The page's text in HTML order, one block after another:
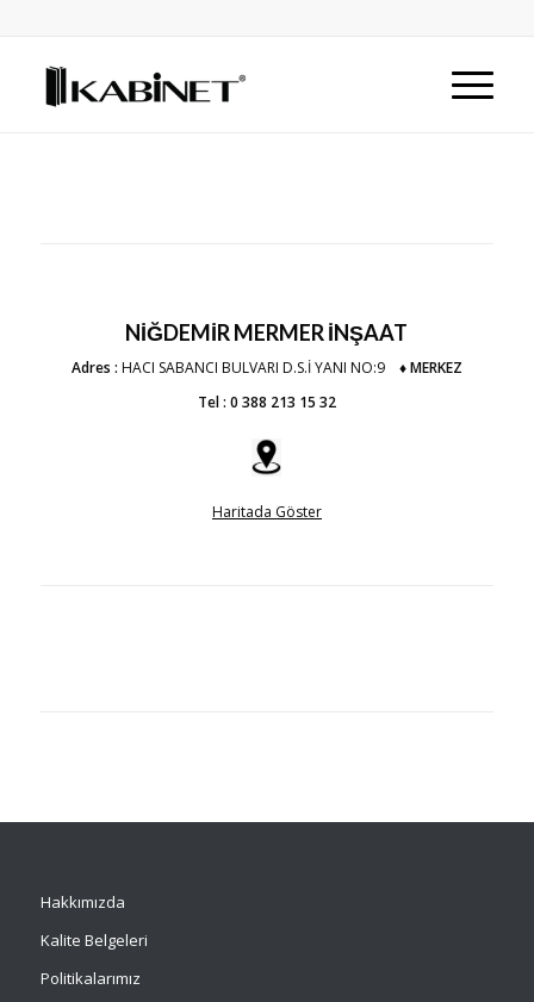
NİĞDEMİR MERMER İNŞAAT
Adres : HACI SABANCI BULVARI D.S.İ YANI NO:9 ♦ MERKEZ
Tel : 0 388 213 15 32
Haritada Göster
Hakkımızda
Kalite Belgeleri
Politikalarımız